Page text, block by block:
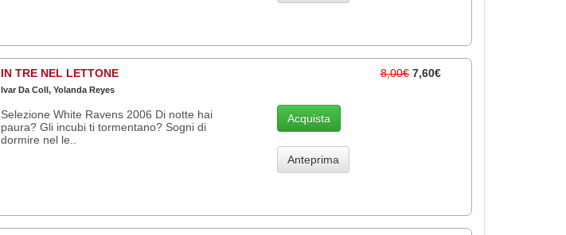
IN TRE NEL LETTONE
Ivar Da Coll, Yolanda Reyes
Selezione White Ravens 2006 Di notte hai
paura? Gli incubi ti tormentano? Sogni di
dormire nel le..
8,00€ 7,60€
Acquista
Anteprima